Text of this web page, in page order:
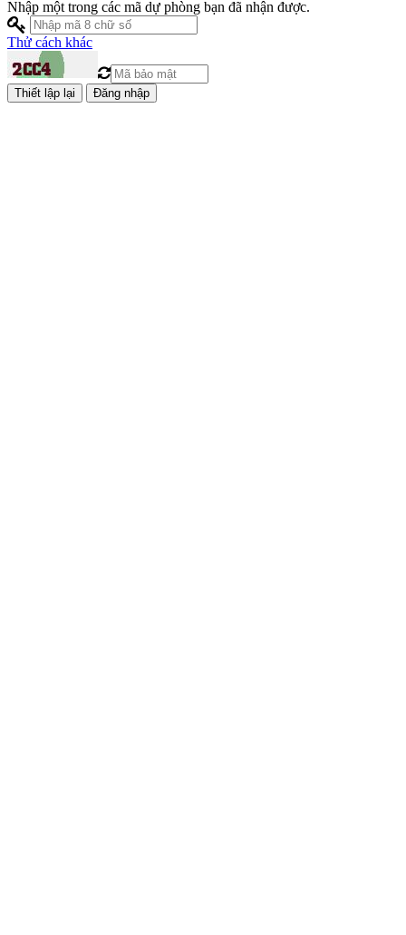
Nhập một trong các mã dự phòng bạn đã nhận được.
Thử cách khác
Đăng nhập